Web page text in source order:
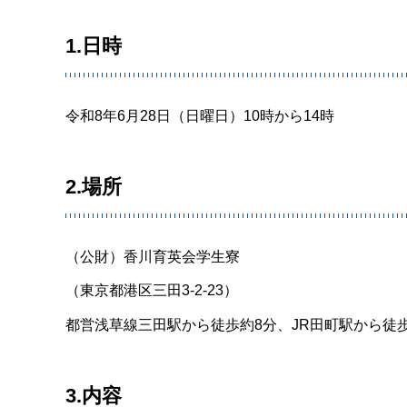
1.日時
令和8年6月28日（日曜日）10時から14時
2.場所
（公財）香川育英会学生寮
（東京都港区三田3-2-23）
都営浅草線三田駅から徒歩約8分、JR田町駅から徒
3.内容